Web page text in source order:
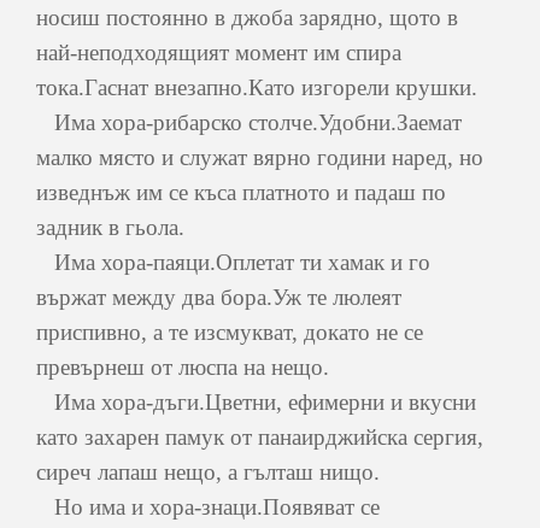
носиш постоянно в джоба зарядно, щото в
най-неподходящият момент им спира
тока.Гаснат внезапно.Като изгорели крушки.
Има хора-рибарско столче.Удобни.Заемат
малко място и служат вярно години наред, но
изведнъж им се къса платното и падаш по
задник в гьола.
Има хора-паяци.Оплетат ти хамак и го
вържат между два бора.Уж те люлеят
приспивно, а те изсмукват, докато не се
превърнеш от люспа на нещо.
Има хора-дъги.Цветни, ефимерни и вкусни
като захарен памук от панаирджийска сергия,
сиреч лапаш нещо, а гълташ нищо.
Но има и хора-знаци.Появяват се